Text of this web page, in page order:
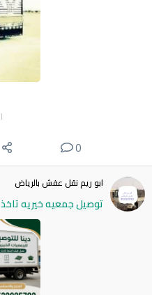
0
ابو ريم نقل عفش بالرياض
توصيل جمعيه خيريه تاخذ الأثاث